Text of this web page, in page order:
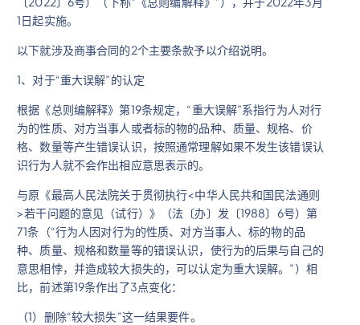
1日起实施。
以下就涉及商事合同的2个主要条款予以介绍说明。
1、对于“重大误解”的认定
根据《总则编解释》第19条规定，“重大误解”系指行为人对行
为的性质、对方当事人或者标的物的品种、质量、规格、价
格、数量等产生错误认识，按照通常理解如果不发生该错误认
识行为人就不会作出相应意思表示的。
与原《最高人民法院关于贯彻执行<中华人民共和国民法通则
>若干问题的意见（试行）》（法〔办〕发〔1988〕6号）第
71条（“行为人因对行为的性质、对方当事人、标的物的品
种、质量、规格和数量等的错误认识，使行为的后果与自己的
意思相悖，并造成较大损失的，可以认定为重大误解。”）相
比，前述第19条作出了3点变化：
（1）删除“较大损失”这一结果要件。